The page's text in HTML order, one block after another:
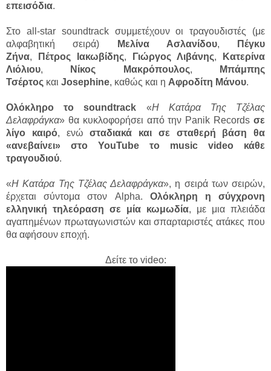
επεισόδια.
Στο all-star soundtrack συμμετέχουν οι τραγουδιστές (με
αλφαβητική σειρά)
Μελίνα Ασλανίδου, Πέγκυ
Ζήνα, Πέτρος Ιακωβίδης, Γιώργος Λιβάνης, Κατερίνα
Λιόλιου, Νίκος Μακρόπουλος, Μπάμπης
Τσέρτος και Josephine, καθώς και η Αφροδίτη Μάνου.
Ολόκληρο το soundtrack «Η Κατάρα Της Τζέλας
Δελαφράγκα» θα κυκλοφορήσει από την Panik Records σε
λίγο καιρό, ενώσταδιακά και σε σταθερή βάση θα
«ανεβαίνει» στο YouTube το music video κάθε
τραγουδιού.
«Η Κατάρα Της Τζέλας Δελαφράγκα», η σειρά των σειρών,
έρχεται σύντομα στον Alpha. Ολόκληρη η σύγχρονη
ελληνική τηλεόραση σε μία κωμωδία, με μια πλειάδα
αγαπημένων πρωταγωνιστών και σπαρταριστές ατάκες που
θα αφήσουν εποχή.
Δείτε το video: